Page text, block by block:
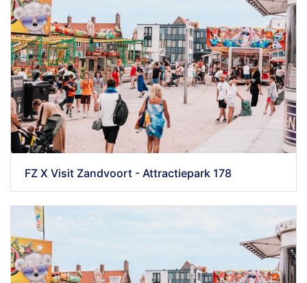
FZ X Visit Zandvoort - Attractiepark 178